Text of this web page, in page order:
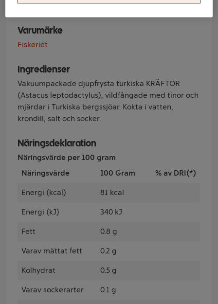
Varumärke
Fiskeriet
Ingredienser
Vakuumpackade djupfrysta turkiska KRÄFTOR
(Astacus leptodactylus), vildfångade med tinor och
mjärdar i Turkiska bergssjöar. Kokta i vatten,
krondill, salt och socker.​
Näringsdeklaration
Näringsvärde per 100 gram
Näringsvärde
100 Gram % av DRI(*)
Energi (kcal) 81 kcal
Energi (kJ) 340 kJ
Fett 0.8 g
Varav mättat fett 0.2 g
Kolhydrat 0.5 g
Varav sockerarter 0.1 g